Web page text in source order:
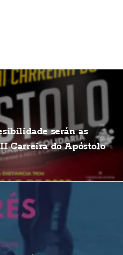
serán as
Carreira do Apóstolo